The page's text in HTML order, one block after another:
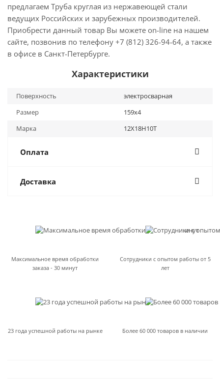
предлагаем Труба круглая из нержавеющей стали
ведущих Российских и зарубежных производителей.
Приобрести данный товар Вы можете on-line на нашем
сайте, позвонив по телефону +7 (812) 326-94-64, а также
в офисе в Санкт-Петербурге.
Характеристики
Поверхность
электросварная
Размер
159х4
Марка
12Х18Н10Т
Оплата
Доставка
Максимальное время обработки
заказа - 30 минут
Сотрудники с опытом работы от 5
лет
23 года успешной работы на рынке Более 60 000 товаров в наличии